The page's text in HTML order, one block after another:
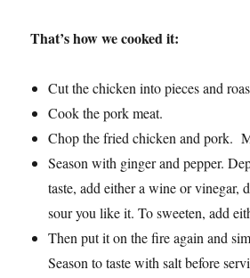
That’s how we cooked it:
Cut the chicken into pieces and
Cook the pork meat.
Chop the fried chicken and pork.
Season with ginger and pepper.
taste, add either a wine or vinegar,
sour you like it. To sweeten, add
Then put it on the fire again and
Season to taste with salt before